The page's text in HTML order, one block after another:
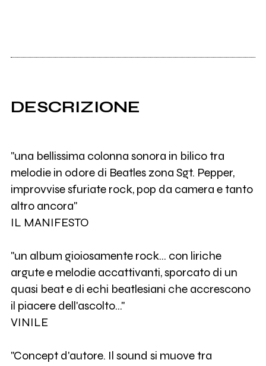
DESCRIZIONE
"una bellissima colonna sonora in bilico tra
melodie in odore di Beatles zona Sgt. Pepper,
improvvise sfuriate rock, pop da camera e tanto
altro ancora"
IL MANIFESTO
"un album gioiosamente rock... con liriche
argute e melodie accattivanti, sporcato di un
quasi beat e di echi beatlesiani che accrescono
il piacere dell'ascolto..."
VINILE
"Concept d'autore. Il sound si muove tra